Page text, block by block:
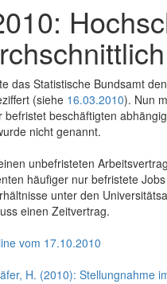
das Statistische Bundsamt
(siehe 16.03.2010). Nun
befristet beschäftigten
nicht genannt.
unbefristeten
häufiger nur befristete
unter den
einen Zeitvertrag.
vom 17.10.2010
H. (2010): Stellungnahme